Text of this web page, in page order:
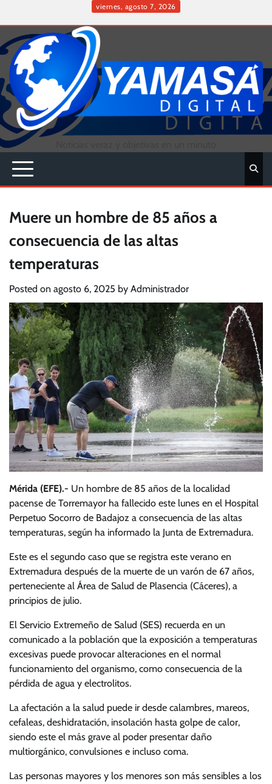
content
viernes, agosto 7, 2026
Inicio
Muere un hombre de 85 años a
consecuencia de las altas
temperaturas
Posted on agosto 6, 2025 by Administrador
Mérida (EFE).- Un hombre de 85 años de la localidad
pacense de Torremayor ha fallecido este lunes en el Hospital
Perpetuo Socorro de Badajoz a consecuencia de las altas
temperaturas, según ha informado la Junta de Extremadura.
Este es el segundo caso que se registra este verano en
Extremadura después de la muerte de un varón de 67 años,
perteneciente al Área de Salud de Plasencia (Cáceres), a
principios de julio.
El Servicio Extremeño de Salud (SES) recuerda en un
comunicado a la población que la exposición a temperaturas
excesivas puede provocar alteraciones en el normal
funcionamiento del organismo, como consecuencia de la
pérdida de agua y electrolitos.
La afectación a la salud puede ir desde calambres, mareos,
cefaleas, deshidratación, insolación hasta golpe de calor,
siendo este el más grave al poder presentar daño
multiorgánico, convulsiones e incluso coma.
Las personas mayores y los menores son más sensibles a los